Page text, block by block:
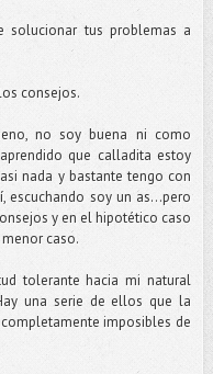
solucionar tus problemas a
consejos.
no soy buena ni como
que calladita estoy
nada y bastante tengo con
escuchando soy un as…pero
y en el hipotético caso
caso.
tolerante hacia mi natural
una serie de ellos que la
imposibles de